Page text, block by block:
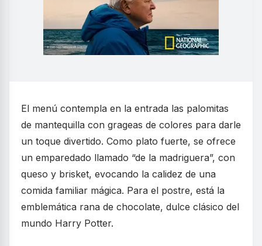
El menú contempla en la entrada las palomitas
de mantequilla con grageas de colores para darle
un toque divertido. Como plato fuerte, se ofrece
un emparedado llamado “de la madriguera”, con
queso y brisket, evocando la calidez de una
comida familiar mágica. Para el postre, está la
emblemática rana de chocolate, dulce clásico del
mundo Harry Potter.